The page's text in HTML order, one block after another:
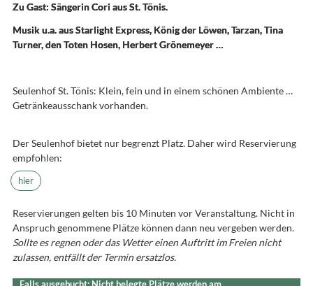
Zu Gast: Sängerin Cori aus St. Tönis.
Musik u.a. aus Starlight Express, König der Löwen, Tarzan, Tina
Turner, den Toten Hosen, Herbert Grönemeyer …
Seulenhof St. Tönis: Klein, fein und in einem schönen Ambiente …
Getränkeausschank vorhanden.
Der Seulenhof bietet nur begrenzt Platz. Daher wird Reservierung
empfohlen:
hier
Reservierungen gelten bis 10 Minuten vor Veranstaltung. Nicht in
Anspruch genommene Plätze können dann neu vergeben werden.
Sollte es regnen oder das Wetter einen Auftritt im Freien nicht
zulassen, entfällt der Termin ersatzlos.